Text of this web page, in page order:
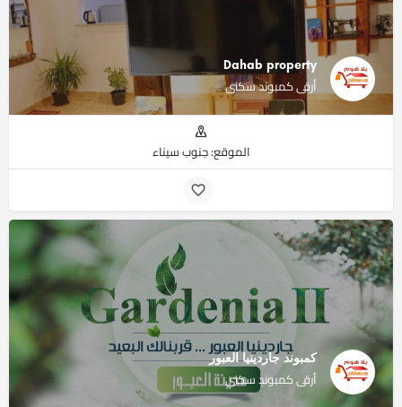
Dahab property
أرقى كمبوند سكنى
الموقع: جنوب سيناء
كمبوند جاردينيا العبور
أرقى كمبوند سكنى